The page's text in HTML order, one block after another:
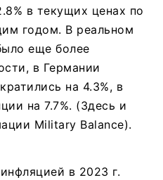
в текущих ценах по
годом. В реальном
еще более
в Германии
на 4.3%, в
на 7.7%. (Здесь и
Military Balance).
в 2023 г.